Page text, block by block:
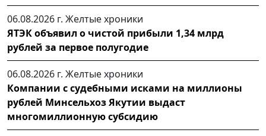
06.08.2026 г. Желтые хроники
ЯТЭК объявил о чистой прибыли 1,34 млрд
рублей за первое полугодие
06.08.2026 г. Желтые хроники
Компании с судебными исками на миллионы
рублей Минсельхоз Якутии выдаст
многомиллионную субсидию